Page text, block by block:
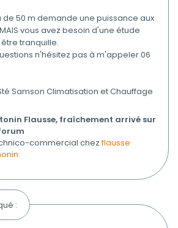
de 50 m demande une puissance aux
vous avez besoin d'une étude
tranquille.
n'hésitez pas à m'appeler 06
Samson Climatisation et Chauffage
Flausse, fraîchement arrivé sur
commercial chezflausse
: